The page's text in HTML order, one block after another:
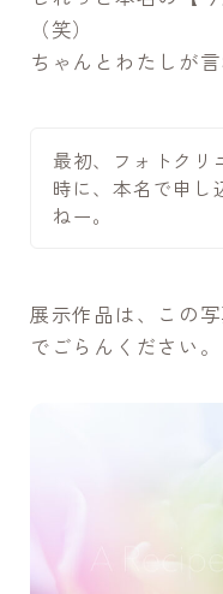
（笑）
ちゃんとわたしが
最初、フォトクリ
時に、本名で申し
ねー。
展示作品は、この
でごらんください。